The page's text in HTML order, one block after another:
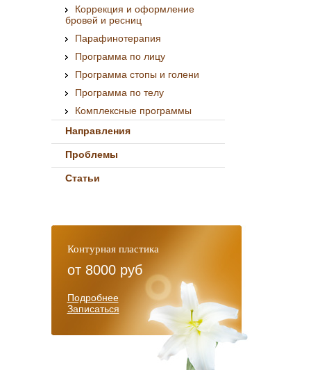
Коррекция и оформление
бровей и ресниц
Парафинотерапия
Программа по лицу
Программа стопы и голени
Программа по телу
Комплексные программы
Направления
Проблемы
Статьи
Контурная пластика
от 8000 руб
Подробнее
Записаться